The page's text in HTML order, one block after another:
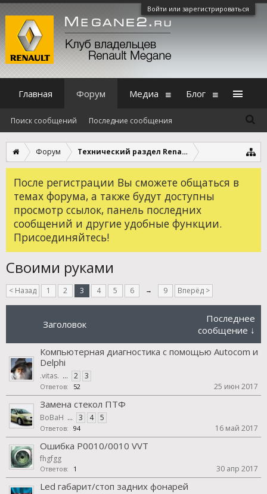
Войти или зарегистрироваться
Форум Технический раздел Renault Megane 2
После регистрации Вы сможете общаться в
темах форума, а также будут доступны
просмотр ссылок, панель последних
сообщений и другие удобные функции.
Присоединяйтесь!
Своими руками
< Назад 1 2 3 4 5 6 → 9 Вперёд >
Заголовок
Последнее
сообщение ↓
Компьютерная диагностика с помощью Autocom и
Delphi
.vitas. ... 2 3
Ответов: 52 25 июн 2017
Замена стекол ПТФ
BoBaH ... 3 4 5
Ответов: 94 16 май 2017
Ошибка P0010/0010 VVT
fhgfgg
Ответов: 1 30 апр 2017
Led габарит/стоп задних фонарей
Главная Форум
Поиск сообщений Последние сообщения
Медиа Блог